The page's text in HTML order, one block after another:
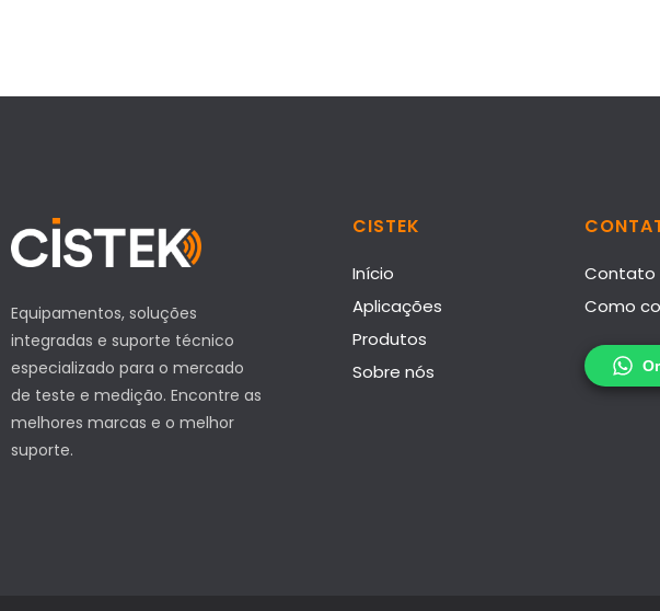
Equipamentos, soluções
integradas e suporte técnico
especializado para o mercado
de teste e medição. Encontre as
melhores marcas e o melhor
suporte.
CISTEK
Início
Aplicações
Produtos
Sobre nós
Contato
Como